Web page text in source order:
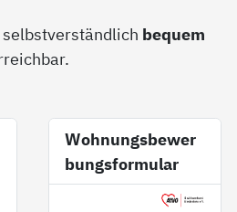
bequem
Wohnungsbewer
bungsformular